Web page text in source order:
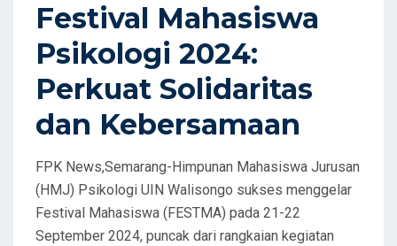
O
N
Festival Mahasiswa
Psikologi 2024:
Perkuat Solidaritas
dan Kebersamaan
FPK News,Semarang-Himpunan Mahasiswa Jurusan
(HMJ) Psikologi UIN Walisongo sukses menggelar
Festival Mahasiswa (FESTMA) pada 21-22
September 2024, puncak dari rangkaian kegiatan